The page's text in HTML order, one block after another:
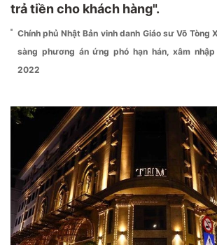
trả tiền cho khách hàng".
Chính phủ Nhật Bản vinh danh Giáo sư Võ Tòng
sàng phương án ứng phó hạn hán, xâm
2022